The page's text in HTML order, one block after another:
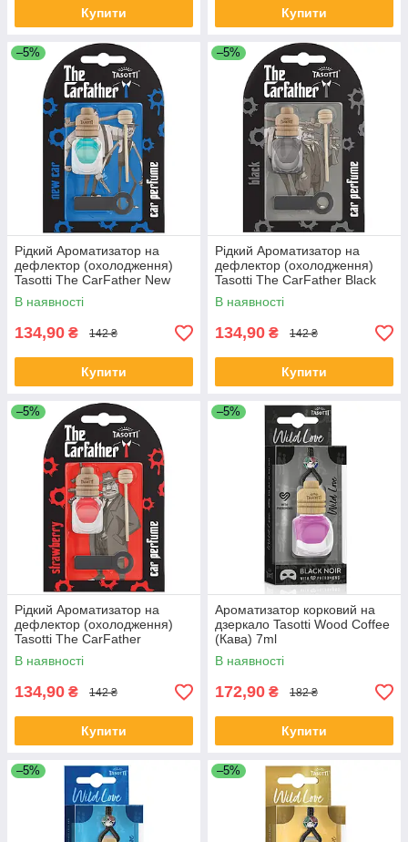
Купити Купити
–5%
Рідкий Ароматизатор на
дефлектор (охолодження)
Tasotti The CarFather New
Car (Нова Машина) 7ml
В наявності
134,90 ₴ 142 ₴
Купити
–5%
Рідкий Ароматизатор на
дефлектор (охолодження)
Tasotti The CarFather Black
(Чорний) 7ml
В наявності
134,90 ₴ 142 ₴
Купити
–5%
Рідкий Ароматизатор на
дефлектор (охолодження)
Tasotti The CarFather
Strawberry (Полуниця) 7ml
В наявності
134,90 ₴ 142 ₴
Купити
–5%
Ароматизатор корковий на
дзеркало Tasotti Wood Coffee
(Кава) 7ml
В наявності
172,90 ₴ 182 ₴
Купити
–5% –5%